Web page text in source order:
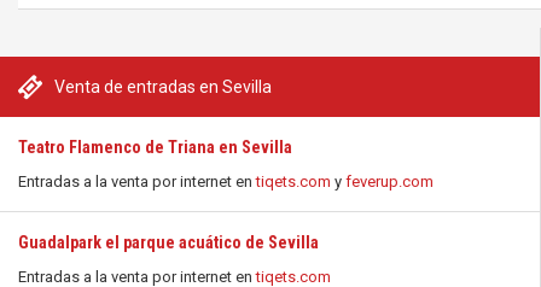
Venta de entradas en Sevilla
Teatro Flamenco de Triana en Sevilla
Entradas a la venta por internet entiqets.com y feverup.com
Guadalpark el parque acuático de Sevilla
Entradas a la venta por internet entiqets.com